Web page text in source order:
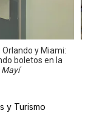
y Miami:
boletos en la
y Turismo